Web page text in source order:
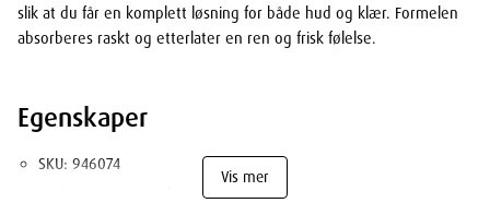
slik at du får en komplett løsning for både hud og klær. Formelen
absorberes raskt og etterlater en ren og frisk følelse.
Egenskaper
SKU: 946074
Vis mer